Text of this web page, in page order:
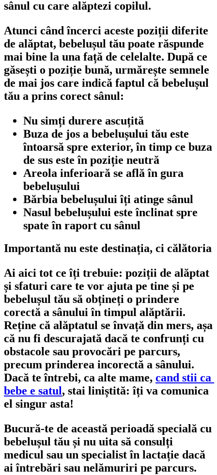
sânul cu care alăptezi copilul.
Atunci când încerci aceste poziții diferite
de alăptat, bebelușul tău poate răspunde
mai bine la una față de celelalte. După ce
găsești o poziție bună, urmărește semnele
de mai jos care indică faptul că bebelușul
tău a prins corect sânul:
Nu simți durere ascuțită
Buza de jos a bebelușului tău este
întoarsă spre exterior, în timp ce buza
de sus este în poziție neutră
Areola inferioară se află în gura
bebelușului
Bărbia bebelușului îți atinge sânul
Nasul bebelușului este înclinat spre
spate în raport cu sânul
Importantă nu este destinația, ci călătoria
Ai aici tot ce îți trebuie: poziții de alăptat
și sfaturi care te vor ajuta pe tine și pe
bebelușul tău să obțineți o prindere
corectă a sânului în timpul alăptării.
Reține că alăptatul se învață din mers, așa
că nu fi descurajată dacă te confrunți cu
obstacole sau provocări pe parcurs,
precum prinderea incorectă a sânului.
Dacă te întrebi, ca alte mame, cand stii ca
bebe e satul, stai liniștită: îți va comunica
el singur asta!
Bucură-te de această perioadă specială cu
bebelușul tău și nu uita să consulți
medicul sau un specialist în lactație dacă
ai întrebări sau nelămuriri pe parcurs.